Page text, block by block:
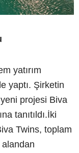
yatırım
yaptı. Şirketin
projesi Biva
tanıtıldı.İki
Twins, toplam